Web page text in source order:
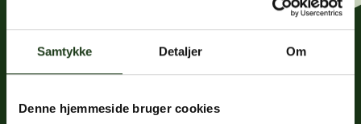
Samtykke Detaljer Om
Denne hjemmeside bruger cookies
Fredericiavej 69B, st.